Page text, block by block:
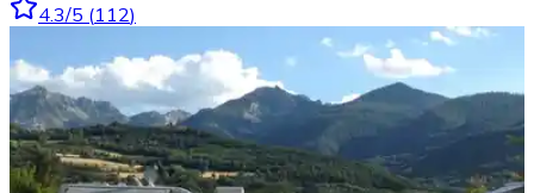
4.3/5 (112)